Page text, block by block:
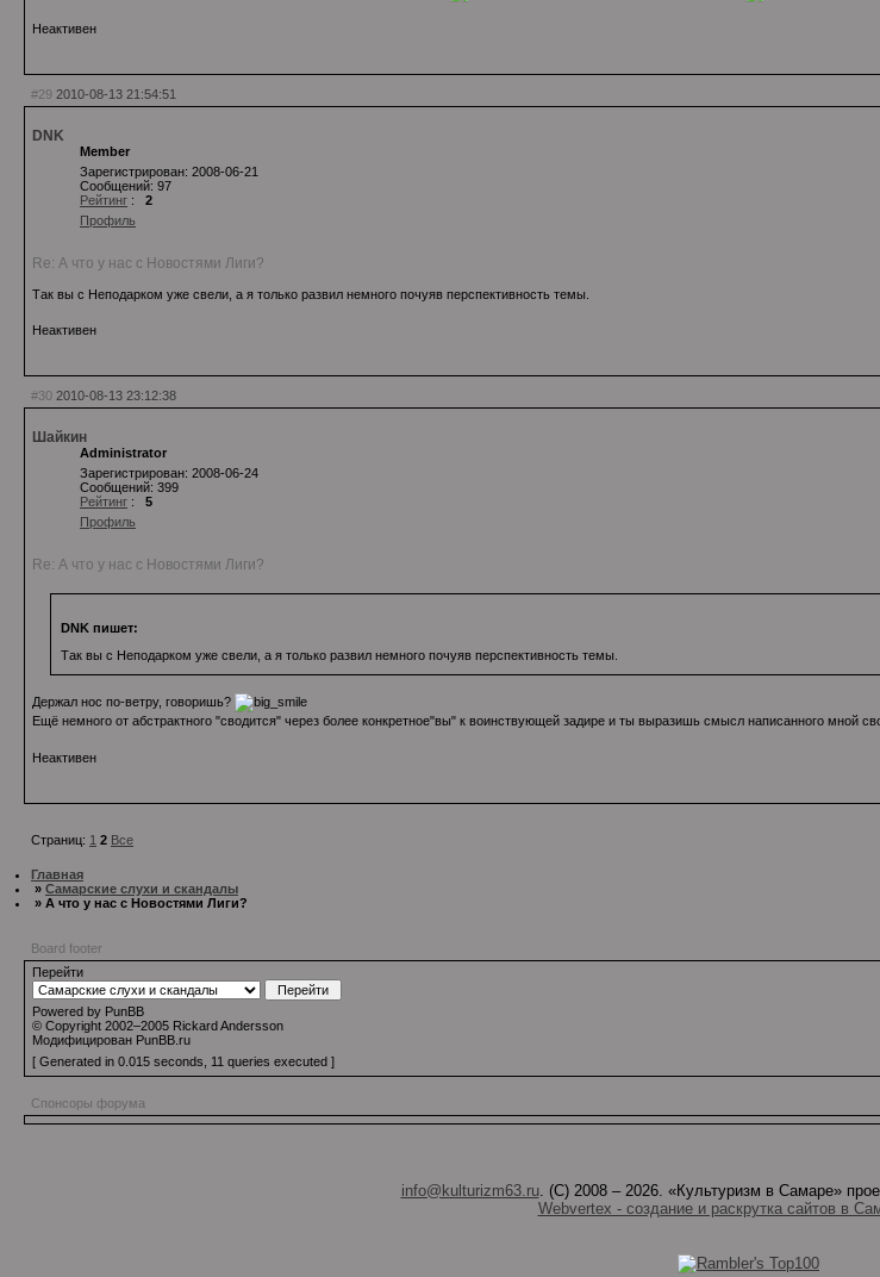
Неактивен
#29 2010-08-13 21:54:51
DNK
Member
Зарегистрирован: 2008-06-21
Сообщений: 97
Рейтинг : 2
Профиль
Re: А что у нас с Новостями Лиги?
Так вы с Неподарком уже свели, а я только развил немного почуяв перспективность темы.
Неактивен
#30 2010-08-13 23:12:38
Шайкин
Administrator
Зарегистрирован: 2008-06-24
Сообщений: 399
Рейтинг : 5
Профиль
Re: А что у нас с Новостями Лиги?
DNK пишет:
Так вы с Неподарком уже свели, а я только развил немного почуяв перспективность темы.
Держал нос по-ветру, говоришь?
Ещё немного от абстрактного "сводится" через более конкретное"вы" к воинствующей задире и ты выразишь смысл написанного мной
Неактивен
Страниц: 1 2 Все
Главная
» Самарские слухи и скандалы
» А что у нас с Новостями Лиги?
Board footer
Перейти
Powered by PunBB
© Copyright 2002–2005 Rickard Andersson
Модифицирован PunBB.ru
[ Generated in 0.015 seconds, 11 queries executed ]
Спонсоры форума
info@kulturizm63.ru. (C) 2008 – 2026. «Культуризм в Самаре»
Webvertex - создание и раскрутка сайтов в